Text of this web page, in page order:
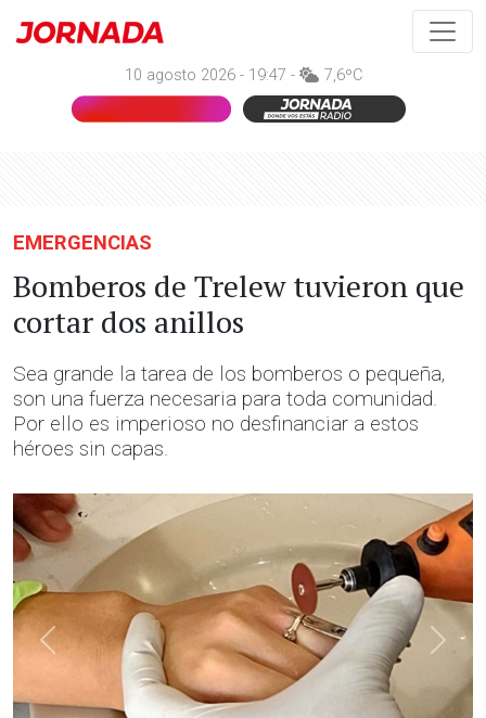
10 agosto 2026 - 19:47 - 7,6ºC
EMERGENCIAS
Bomberos de Trelew tuvieron que
cortar dos anillos
Sea grande la tarea de los bomberos o pequeña,
son una fuerza necesaria para toda comunidad.
Por ello es imperioso no desfinanciar a estos
héroes sin capas.
Anterior